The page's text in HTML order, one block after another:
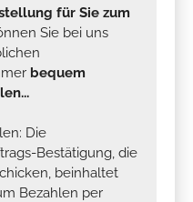
für Sie zum
Sie bei uns
bequem
Die
Bestätigung, die
beinhaltet
Bezahlen per